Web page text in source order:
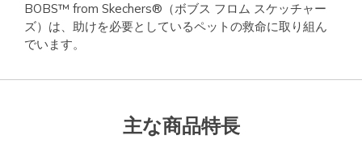
BOBS™ from Skechers®（ボブス フロム スケッチャー
ズ）は、助けを必要としているペットの救命に取り組ん
でいます。
主な商品特長